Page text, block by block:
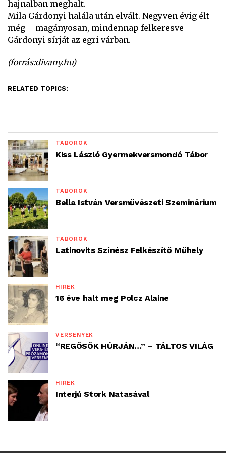
hajnalban meghalt.
Mila Gárdonyi halála után elvált. Negyven évig élt
még – magányosan, mindennap felkeresve
Gárdonyi sírját az egri várban.
(forrás:divany.hu)
RELATED TOPICS:
TÁBOROK
Kiss László Gyermekversmondó Tábor
TÁBOROK
Bella István Versművészeti Szeminárium
TÁBOROK
Latinovits Színész Felkészítő Műhely
HÍREK
16 éve halt meg Polcz Alaine
VERSENYEK
“REGÖSÖK HÚRJÁN…” – TÁLTOS VILÁG
HÍREK
Interjú Stork Natasával